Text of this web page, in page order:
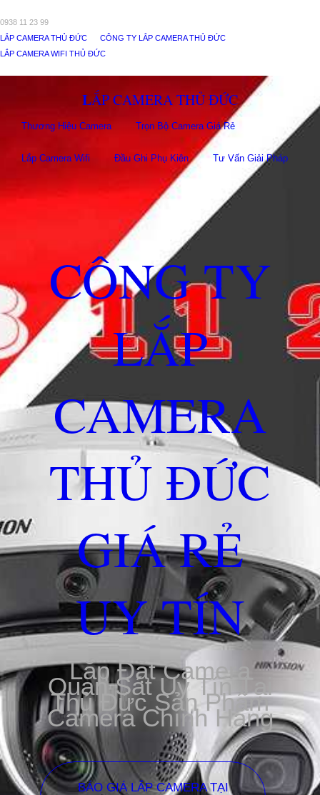
0938 11 23 99
LẮP CAMERA THỦ ĐỨC
CÔNG TY LẮP CAMERA THỦ ĐỨC
LẮP CAMERA WIFI THỦ ĐỨC
LẮP CAMERA THỦ ĐỨC
Thương Hiệu Camera Trọn Bộ Camera Giá Rẻ
Lắp Camera Wifi Đầu Ghi Phụ Kiên Tư Vấn Giải Pháp
CÔNG TY
LẮP
CAMERA
THỦ ĐỨC
GIÁ RẺ
UY TÍN
Lắp Đặt Camera
Quan Sát Uy Tín Tại
Thủ Đức Sản Phẩm
Camera Chính Hãng
BÁO GIÁ LẮP CAMERA TẠI